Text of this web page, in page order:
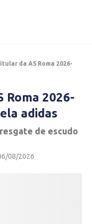
da AS Roma 2026-
Roma 2026-
adidas
de escudo
08/2026